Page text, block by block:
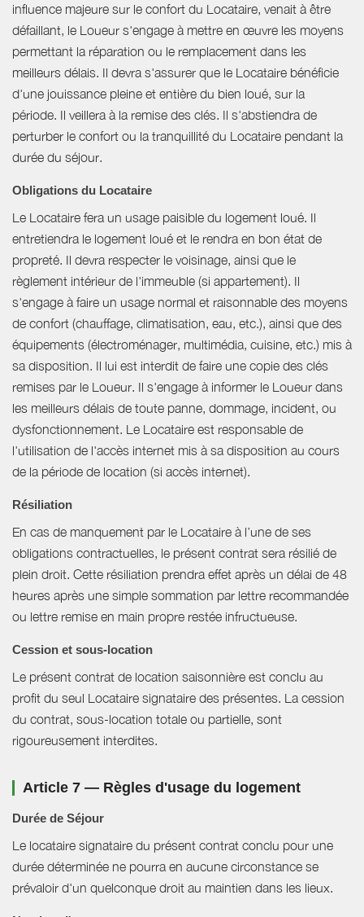
influence majeure sur le confort du Locataire, venait à être
défaillant, le Loueur s'engage à mettre en œuvre les moyens
permettant la réparation ou le remplacement dans les
meilleurs délais. Il devra s'assurer que le Locataire bénéficie
d'une jouissance pleine et entière du bien loué, sur la
période. Il veillera à la remise des clés. Il s'abstiendra de
perturber le confort ou la tranquillité du Locataire pendant la
durée du séjour.
Obligations du Locataire
Le Locataire fera un usage paisible du logement loué. Il
entretiendra le logement loué et le rendra en bon état de
propreté. Il devra respecter le voisinage, ainsi que le
règlement intérieur de l'immeuble (si appartement). Il
s'engage à faire un usage normal et raisonnable des moyens
de confort (chauffage, climatisation, eau, etc.), ainsi que des
équipements (électroménager, multimédia, cuisine, etc.) mis à
sa disposition. Il lui est interdit de faire une copie des clés
remises par le Loueur. Il s'engage à informer le Loueur dans
les meilleurs délais de toute panne, dommage, incident, ou
dysfonctionnement. Le Locataire est responsable de
l'utilisation de l'accès internet mis à sa disposition au cours
de la période de location (si accès internet).
Résiliation
En cas de manquement par le Locataire à l’une de ses
obligations contractuelles, le présent contrat sera résilié de
plein droit. Cette résiliation prendra effet après un délai de 48
heures après une simple sommation par lettre recommandée
ou lettre remise en main propre restée infructueuse.
Cession et sous-location
Le présent contrat de location saisonnière est conclu au
profit du seul Locataire signataire des présentes. La cession
du contrat, sous-location totale ou partielle, sont
rigoureusement interdites.
Article 7 — Règles d'usage du logement
Durée de Séjour
Le locataire signataire du présent contrat conclu pour une
durée déterminée ne pourra en aucune circonstance se
prévaloir d'un quelconque droit au maintien dans les lieux.